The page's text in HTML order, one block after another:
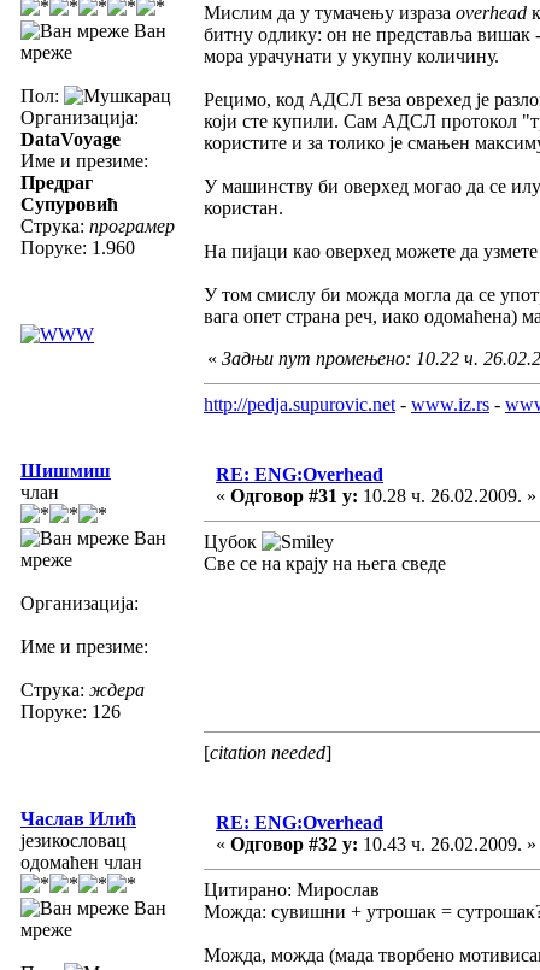
Ван
мреже
Пол:
Организација:
DataVoyage
Име и презиме:
Предраг
Супуровић
Струка: програмер
Поруке: 1.960
Мислим да у тумачењу израза overhead
битну одлику: он не представља вишак
мора урачунати у укупну количину.
Рецимо, код АДСЛ веза оврехед је
који сте купили. Сам АДСЛ протокол
користите и за толико је смањен
У машинству би оверхед могао да се
користан.
На пијаци као оверхед можете да
У том смислу би можда могла да се
вага опет страна реч, иако одомаћена)
« Задњи пут промењено: 10.22 ч.
http://pedja.supurovic.net - www.iz.rs -
Шишмиш
члан
Ван
мреже
Организација:
Име и презиме:
Струка: ждера
Поруке: 126
RE: ENG:Overhead
« Одговор #31 у: 10.28 ч. 26.02.2009. »
Цубок
Све се на крају на њега сведе
[citation needed]
Часлав Илић
језикословац
одомаћен члан
Ван
мреже
RE: ENG:Overhead
« Одговор #32 у: 10.43 ч. 26.02.2009. »
Цитирано: Мирослав
Можда: сувишни + утрошак =
Можда, можда (мада творбено